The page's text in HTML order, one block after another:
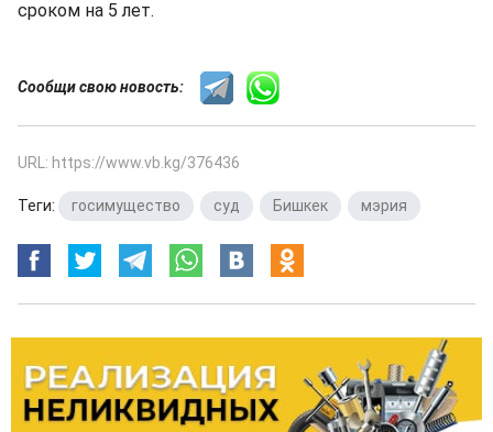
сроком на 5 лет.
Сообщи свою новость:
URL: https://www.vb.kg/376436
Теги: госимущество суд Бишкек мэрия